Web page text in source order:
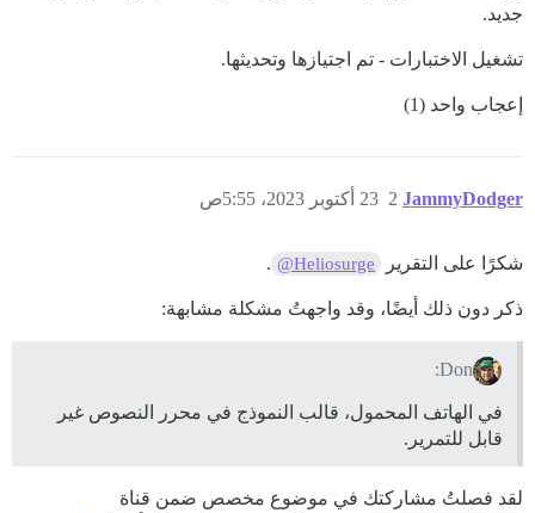
جديد.
تشغيل الاختبارات - تم اجتيازها وتحديثها.
إعجاب واحد (1)
JammyDodger 23 أكتوبر 2023، 5:55ص 2
شكرًا على التقرير @Heliosurge
.
ذكر دون ذلك أيضًا، وقد واجهتُ مشكلة مشابهة:
Don:
في الهاتف المحمول، قالب النموذج في محرر النصوص غير
قابل للتمرير.
لقد فصلتُ مشاركتك في موضوع مخصص ضمن قناة